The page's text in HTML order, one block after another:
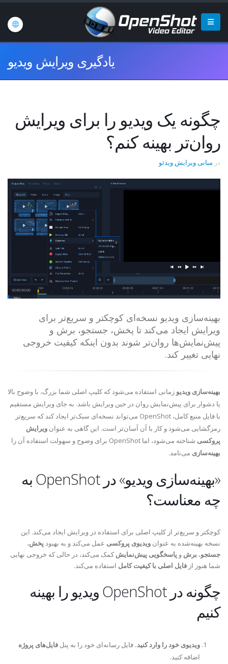
یادگیری ویرایش ویدیو
چگونه یک ویدیو را برای ویرایش
روان‌تر بهینه کنم؟
در مبانی ویرایش ویدئو
بهینه‌سازی ویدیو نسخه‌ای کوچکتر و سریع‌تر برای
ویرایش ایجاد می‌کند تا پخش، جستجو، برش و
پیش‌نمایش‌ها روان‌تر شوند بدون اینکه کیفیت خروجی
نهایی تغییر کند.
بهینه‌سازی ویدیو زمانی استفاده می‌شود که کلیپ اصلی شما بزرگ، با وضوح بالا
یا دشوار برای پیش‌نمایش روان در حین ویرایش باشد. به جای ویرایش مستقیم
با فایل منبع کامل، OpenShot می‌تواند نسخه‌ای سبک‌تر ایجاد کند که سریع‌تر
رمزگشایی می‌شود و کار با آن آسان‌تر است. این گاهی به عنوان ویرایش
پروکسی شناخته می‌شود، اما OpenShot برای وضوح و سهولت استفاده آن را
بهینه‌سازی می‌نامد.
«بهینه‌سازی ویدیو» در OpenShot به
چه معناست؟
کوچکتر و سریع‌تر از کلیپ اصلی برای استفاده در ویرایش ایجاد می‌کند. این
نسخه بهینه‌شده به عنوان ویدیوی پروکسی عمل می‌کند و به بهبود پخش،
جستجو، برش و پاسخگویی پیش‌نمایش کمک می‌کند، در حالی که خروجی نهایی
شما هنوز از فایل اصلی با کیفیت کامل استفاده می‌کند.
چگونه در OpenShot ویدیو را بهینه
کنیم
ویدیوی خود را وارد کنید. فایل رسانه‌ای خود را به پنل فایل‌های پروژه
اضافه کنید.